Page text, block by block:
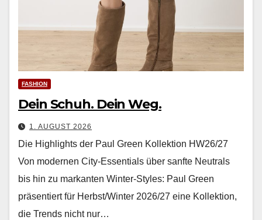
FASHION
Dein Schuh. Dein Weg.
1. AUGUST 2026
Die Highlights der Paul Green Kollektion HW26/27
Von mod­er­nen City-Essen­tials über san­fte Neu­trals
bis hin zu markan­ten Win­ter-Styles: Paul Green
präsen­tiert für Herbst/Winter 2026/27 eine Kollek­tion,
die Trends nicht nur…